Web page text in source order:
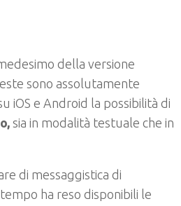
della versione
sono assolutamente
iOS e Android la possibilità di
sia in modalità testuale che in
di messaggistica di
ha reso disponibili le